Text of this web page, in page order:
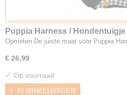
Puppia Harness /
Opmeten De juiste maat voor Puppia
€ 26,99
✓ Op voorraad
IN WINKELWAGEN